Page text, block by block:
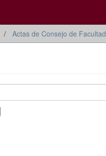
Actas de Consejo de Facultad